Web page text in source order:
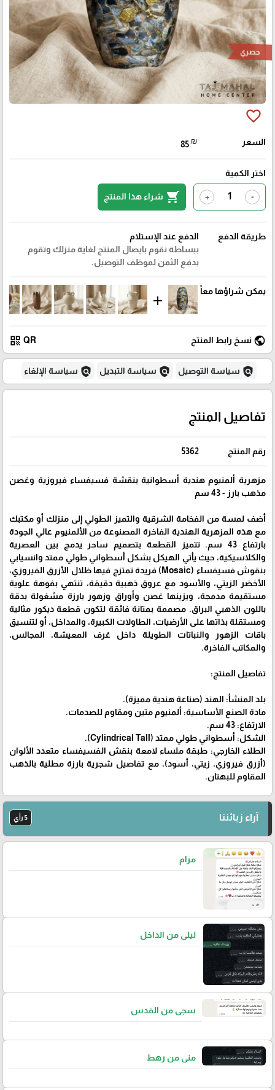
حصري
favorite_border
السعر 85 ₪
اختر الكمية
-
+
shopping_cart شراء هذا المنتج
طريقة الدفع
الدفع عند الإستلام
ببساطة نقوم بايصال المنتج لغاية منزلك وتقوم
بدفع الثمن لموظف التوصيل.
يمكن شراؤها معاً
add
public نسخ رابط المنتج QR
qr_code
policy سياسة التوصيل policy سياسة التبديل policy سياسة الإلغاء
تفاصيل المنتج
رقم المنتج 5362
مزهرية ألمنيوم هندية أسطوانية بنقشة فسيفساء فيروزية وغصن
مذهب بارز - 43 سم
أضف لمسة من الفخامة الشرقية والتميز الطولي إلى منزلك أو مكتبك
مع هذه المزهرية الهندية الفاخرة المصنوعة من الألمنيوم عالي الجودة
بارتفاع 43 سم. تتميز القطعة بتصميم ساحر يدمج بين العصرية
والكلاسيكية، حيث يأتي الهيكل بشكل أسطواني طولي ممتد وانسيابي
بنقوش فسيفساء (Mosaic) فريدة تمتزج فيها ظلال الأزرق الفيروزي،
الأخضر الزيتي، والأسود مع عروق ذهبية دقيقة، تنتهي بفوهة علوية
مستقيمة مدمجة، ويزينها غصن وأوراق وزهور بارزة مشغولة بدقة
باللون الذهبي البراق. مصممة بمتانة فائقة لتكون قطعة ديكور مثالية
ومستقلة بذاتها على الأرضيات، الطاولات الكبيرة، والمداخل، أو لتنسيق
باقات الزهور والنباتات الطويلة داخل غرف المعيشة، المجالس،
والمكاتب الفاخرة.
تفاصيل المنتج:
بلد المنشأ: الهند (صناعة هندية مميزة).
مادة الصنع الأساسية: ألمنيوم متين ومقاوم للصدمات.
الارتفاع: 43 سم.
الشكل: أسطواني طولي ممتد (Cylindrical Tall).
الطلاء الخارجي: طبقة ملساء لامعة بنقش الفسيفساء متعدد الألوان
(أزرق فيروزي، زيتي، أسود)، مع تفاصيل شجرية بارزة مطلية بالذهب
المقاوم للبهتان.
آراء زبائننا 5 رأي
مرام
ليلى من الداخل
سجى من القدس
منى من رهط